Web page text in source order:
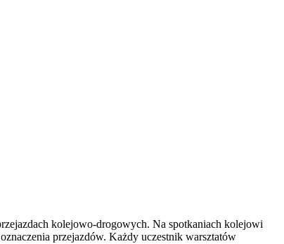
kolejowo-drogowych. Na spotkaniach kolejowi
przejazdów. Każdy uczestnik warsztatów